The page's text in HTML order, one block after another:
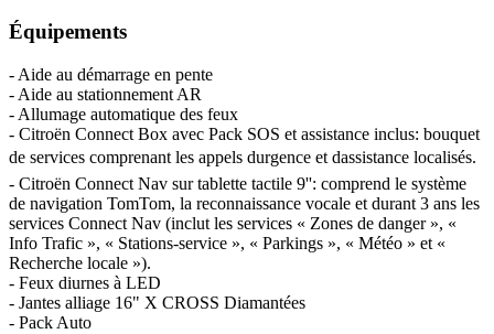
Équipements
- Aide au démarrage en pente
- Aide au stationnement AR
- Allumage automatique des feux
- Citroën Connect Box avec Pack SOS et assistance inclus: bouquet
de services comprenant les appels durgence et dassistance localisés.
- Citroën Connect Nav sur tablette tactile 9'': comprend le système
de navigation TomTom, la reconnaissance vocale et durant 3 ans les
services Connect Nav (inclut les services « Zones de danger », «
Info Trafic », « Stations-service », « Parkings », « Météo » et «
Recherche locale »).
- Feux diurnes à LED
- Jantes alliage 16" X CROSS Diamantées
- Pack Auto